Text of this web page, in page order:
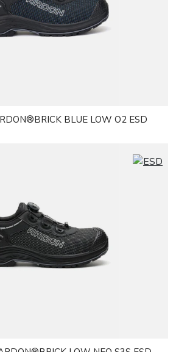
BLUE LOW O2 ESD